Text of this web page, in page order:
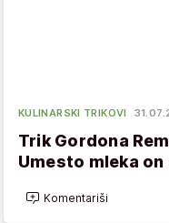
KULINARSKI TRIKOVI
Trik Gordona
Umesto mleka
Komentariši